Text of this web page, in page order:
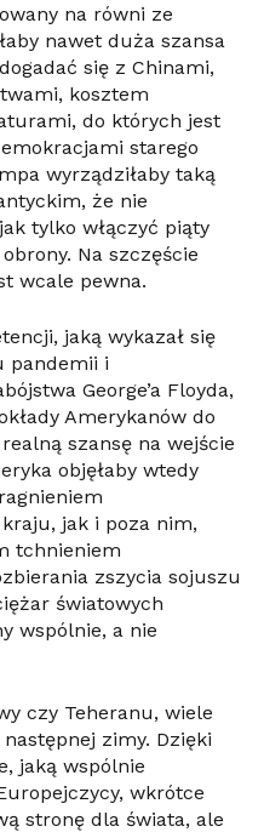
na równi ze
nawet duża szansa
się z Chinami,
kosztem
do których jest
starego
wyrządziłaby taką
że nie
tylko włączyć piąty
Na szczęście
wcale pewna.
jaką wykazał się
pandemii i
George’a Floyda,
Amerykanów do
szansę na wejście
objęłaby wtedy
jak i poza nim,
tchnieniem
zszycia sojuszu
światowych
wspólnie, a nie
czy Teheranu, wiele
zimy. Dzięki
jaką wspólnie
wkrótce
stronę dla świata, ale